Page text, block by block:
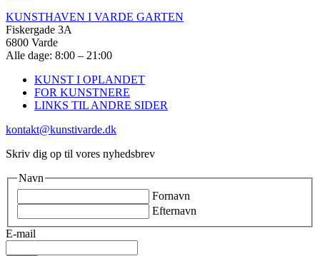
KUNSTHAVEN I VARDE GARTEN
Fiskergade 3A
6800 Varde
Alle dage: 8:00 – 21:00
KUNST I OPLANDET
FOR KUNSTNERE
LINKS TIL ANDRE SIDER
kontakt@kunstivarde.dk
Skriv dig op til vores nyhedsbrev
Navn
Fornavn
Efternavn
E-mail